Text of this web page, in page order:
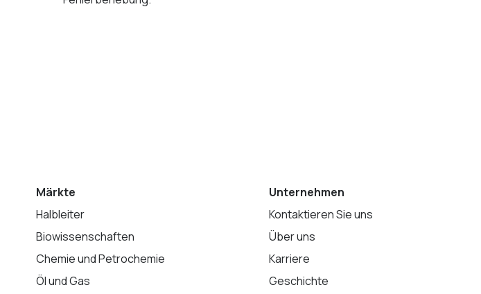
Märkte
Halbleiter
Biowissenschaften
Chemie und Petrochemie
Öl und Gas
Unternehmen
Kontaktieren Sie uns
Über uns
Karriere
Geschichte